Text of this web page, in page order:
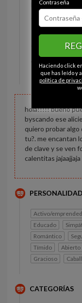
Estado civil:
Ojos: Verde
Constitución:
Altura: 174 cm
Peso: 92 kg
hola!!!!! bueno
byscando ese
quiero probar
tu?. me encantan
de clave y se ven
calentitas jajaajjaja
PERSONALIDAD
Activo/
Educado
Romántico
Tímido
Abierto
Gracioso
CATEGORÍAS
Contraseña
Haciendo click
que has leído y
política de